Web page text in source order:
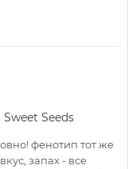
Sweet Seeds
фенотип тот же
запах - все